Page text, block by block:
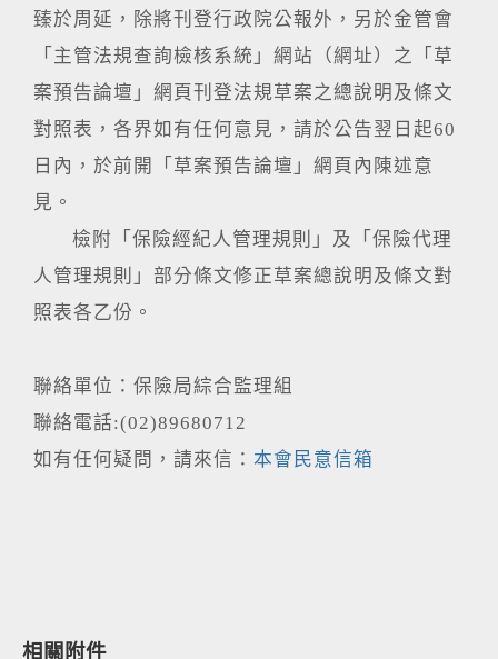
臻於周延，除將刊登行政院公報外，另於金管會
「主管法規查詢檢核系統」網站（網址）之「草
案預告論壇」網頁刊登法規草案之總說明及條文
對照表，各界如有任何意見，請於公告翌日起60
日內，於前開「草案預告論壇」網頁內陳述意
見。
檢附「保險經紀人管理規則」及「保險代理
人管理規則」部分條文修正草案總說明及條文對
照表各乙份。
聯絡單位：保險局綜合監理組
聯絡電話:(02)89680712
如有任何疑問，請來信： 本會民意信箱
相關附件